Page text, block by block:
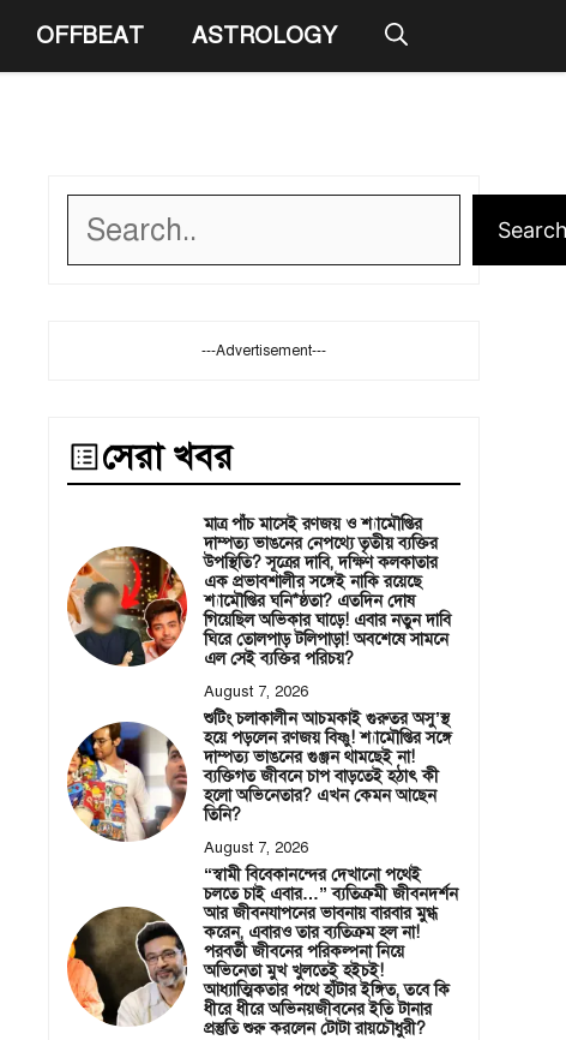
OFFBEAT ASTROLOGY
Search
---Advertisement---
সেরা খবর
মাত্র পাঁচ মাসেই রণজয় ও শ্যামৌপ্তির
দাম্পত্য ভাঙনের নেপথ্যে তৃতীয় ব্যক্তির
উপস্থিতি? সূত্রের দাবি, দক্ষিণ কলকাতার
এক প্রভাবশালীর সঙ্গেই নাকি রয়েছে
শ্যামৌপ্তির ঘনি*ষ্ঠতা? এতদিন দোষ
গিয়েছিল অভিকার ঘাড়ে! এবার নতুন দাবি
ঘিরে তোলপাড় টলিপাড়া! অবশেষে সামনে
এল সেই ব্যক্তির পরিচয়?
August 7, 2026
শুটিং চলাকালীন আচমকাই গুরুতর অসু’স্থ
হয়ে পড়লেন রণজয় বিষ্ণু! শ্যামৌপ্তির সঙ্গে
দাম্পত্য ভাঙনের গুঞ্জন থামছেই না!
ব্যক্তিগত জীবনে চাপ বাড়তেই হঠাৎ কী
হলো অভিনেতার? এখন কেমন আছেন
তিনি?
August 7, 2026
“স্বামী বিবেকানন্দের দেখানো পথেই
চলতে চাই এবার…” ব্যতিক্রমী জীবনদর্শন
আর জীবনযাপনের ভাবনায় বারবার মুগ্ধ
করেন, এবারও তার ব্যতিক্রম হল না!
পরবর্তী জীবনের পরিকল্পনা নিয়ে
অভিনেতা মুখ খুলতেই হইচই!
আধ্যাত্মিকতার পথে হাঁটার ইঙ্গিত, তবে কি
ধীরে ধীরে অভিনয়জীবনের ইতি টানার
প্রস্তুতি শুরু করলেন টোটা রায়চৌধুরী?